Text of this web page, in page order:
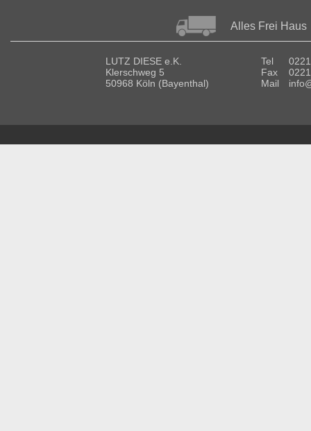
Alles Frei Haus
LUTZ DIESE e.K.
Klerschweg 5
50968 Köln (Bayenthal)
Tel
Fax
Mail